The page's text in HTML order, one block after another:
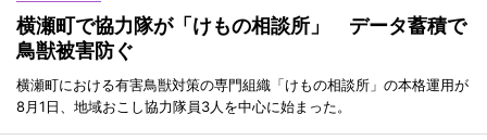
横瀬町で協力隊が「けもの相談所」 データ蓄積で
鳥獣被害防ぐ
横瀬町における有害鳥獣対策の専門組織「けもの相談所」の本格運用が
8月1日、地域おこし協力隊員3人を中心に始まった。